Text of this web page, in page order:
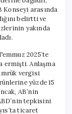
Konseyi arasında
belirtti ve
yakında
2025’te
ermişti. Anlaşma
vergisi
yüzde 15
AB’nin
tepkisini
ticaret